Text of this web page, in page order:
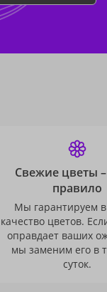
Свежие цветы
правило
Мы гарантируем
качество цветов.
оправдает ваших
мы заменим его в
суток.